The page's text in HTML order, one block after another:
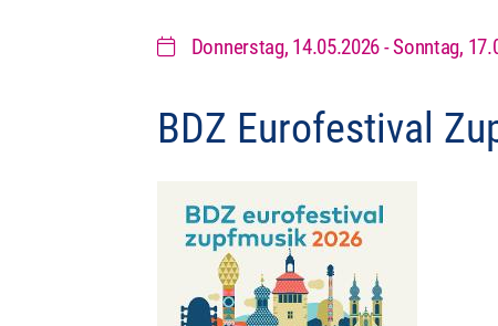
Donnerstag, 14.05.2026-Sonntag,
BDZ Eurofestival